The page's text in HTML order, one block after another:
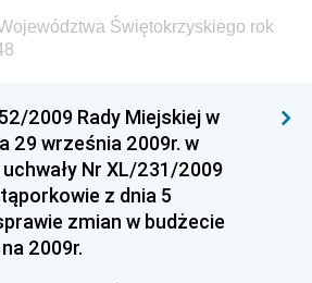
Ministra Finansów, Inwestycji i
Ministra Sportu
Ministra Funduszy i Polityki
Ministra Aktywów Państwowych
Ministra Zdrowia
Świętokrzyskiego rok
2009 Rady Miejskiej w
29 września 2009r. w
Nr XL/231/2009
z dnia 5
zmian w budżecie
2009r.